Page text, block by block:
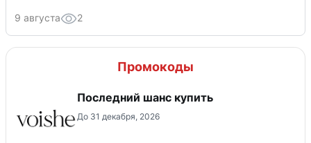
9 августа 2
Промокоды
Последний шанс купить
До 31 декабря, 2026